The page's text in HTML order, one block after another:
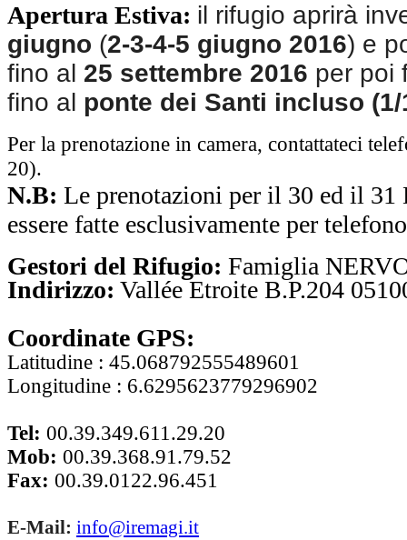
Apertura Estiva: il rifugio aprirà
giugno (2-3-4-5 giugno 2016) e
fino al 25 settembre 2016 per poi
fino al ponte dei Santi incluso (1/
Per la prenotazione in camera, contattateci
20).
N.B: Le prenotazioni per il 30 ed il
essere fatte esclusivamente per
Gestori del Rifugio: Famiglia
Indirizzo: Vallée Etroite B.P.204 05
Coordinate GPS:
Latitudine : 45.068792555489601
Longitudine : 6.6295623779296902
Tel: 00.39.349.611.29.20
Mob: 00.39.368.91.79.52
Fax: 00.39.0122.96.451
E-Mail: info@iremagi.it